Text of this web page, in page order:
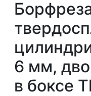
6 мм,
в боксе